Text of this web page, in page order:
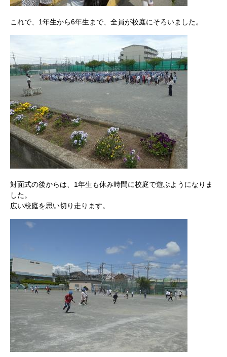
これで、1年生から6年生まで、全員が校庭にそろいました。
対面式の後からは、1年生も休み時間に校庭で遊ぶようになりま
した。
広い校庭を思い切り走ります。